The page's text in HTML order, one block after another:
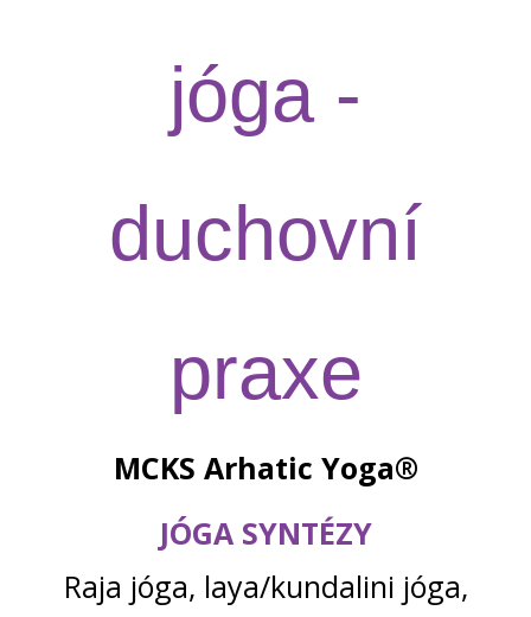
jóga -
duchovní
praxe
MCKS Arhatic Yoga®
JÓGA SYNTÉZY
Raja jóga, laya/kundalini jóga,